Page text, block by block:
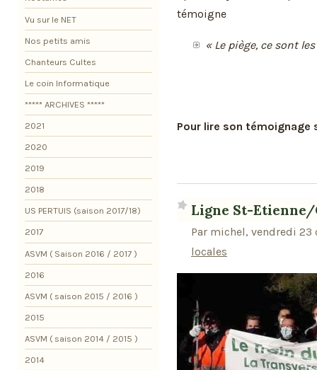
témoigne
« Le piège, ce sont
Pour lire son témoignage
Ligne St-
Par michel, vendredi 23
locales
Vu sur le NET
Nos petits amis
Chanteurs Cultes
Le coin Informatique
***** ARCHIVES *****
2021
2020
2019
2018
US PERTUIS (saison 2017/18)
2017
ASVM ( Saison 2016 / 2017 )
2016
ASVM ( saison 2015 / 2016 )
2015
ASVM ( saison 2014 / 2015 )
2014